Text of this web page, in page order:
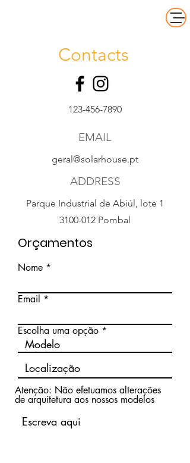
Contacts
123-456-7890
EMAIL
geral@solarhouse.pt
ADDRESS
Parque Industrial de Abiúl, lote 1
3100-012 Pombal
Orçamentos
Nome
Email
Escolha uma opção
Atenção: Não efetuamos alterações
de arquitetura aos nossos modelos